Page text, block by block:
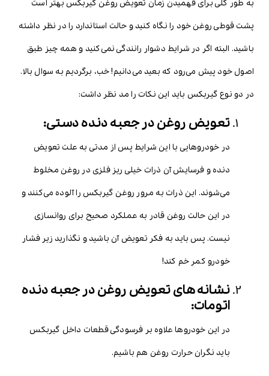
به طور کلی برای فهمیدن زمان تعویض روغن گیربکس بهتر است
پشت قوطی روغن خود را نگاه کنید و حالت استاندارد را در نظر داشته
باشید. البته اگر در شرایط دشوار رانندگی نمی‌کنید و همه چیز طبق
اصول خود پیش می‌رود که بعید می‌دانیم! خب، برگردیم به سوال بالا.
در دو نوع گیربکس باید این نکات را مد نظر داشت:
تعویض روغن در جعبه دنده دستی:
در خودروهایی با این شرایط پس از مدتی به علت تعویض
دنده و فرسایش آن ذرات خیلی ریز فلزی در روغن مخلوط
می‌شوند. این ذرات به مرور روغن گیربکس را آلوده می‌کنند و
در این حالت روغن قادر به عملکرد صحیح برای روانسازی
نیست. پس باید به فکر تعویض آن باشید و نگذارید زیر فشار
خودرو کمر خم کند!
نشانه های تعویض روغن در جعبه دنده
اتومات:
در این خودروها علاوه بر فرسودگی قطعات داخل گیربکس
باید نگران حرارت روغن هم باشیم.